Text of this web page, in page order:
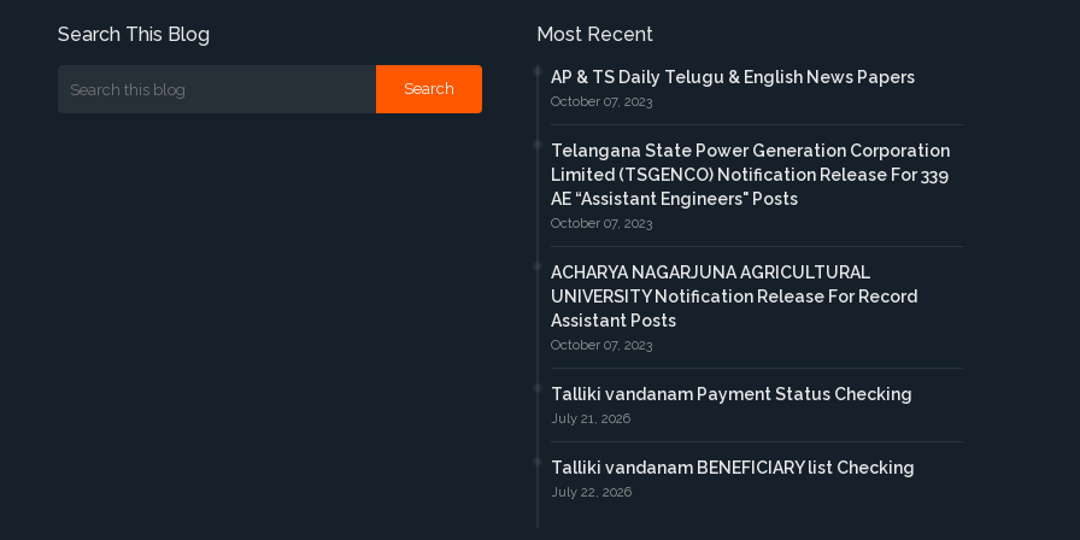
Search This Blog Most Recent
AP & TS Daily Telugu & English News Papers
October 07, 2023
Telangana State Power Generation Corporation
Limited (TSGENCO) Notification Release For 339
AE “Assistant Engineers" Posts
October 07, 2023
ACHARYA NAGARJUNA AGRICULTURAL
UNIVERSITY Notification Release For Record
Assistant Posts
October 07, 2023
Talliki vandanam Payment Status Checking
July 21, 2026
Talliki vandanam BENEFICIARY list Checking
July 22, 2026